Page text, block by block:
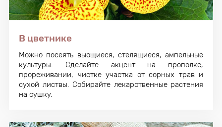
В цветнике
Можно посеять вьющиеся, стелящиеся, ампельные
культуры. Сделайте акцент на прополке,
прореживании, чистке участка от сорных трав и
сухой листвы. Собирайте лекарственные растения
на сушку.